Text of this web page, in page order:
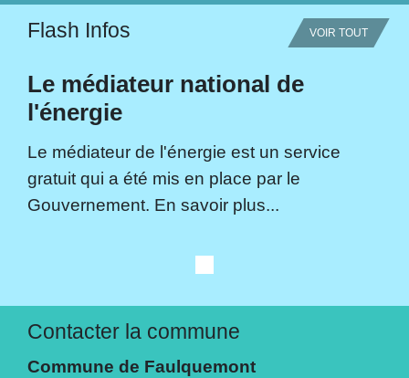
Flash Infos VOIR TOUT
Le médiateur national de
l'énergie
Le médiateur de l'énergie est un service
gratuit qui a été mis en place par le
Gouvernement. En savoir plus...
Contacter la commune
Commune de Faulquemont